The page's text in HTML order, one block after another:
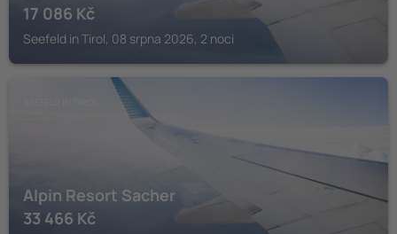
17 086 Kč
Seefeld in Tirol, 08 srpna 2026, 2 noci
Alpin Resort Sacher
33 466 Kč